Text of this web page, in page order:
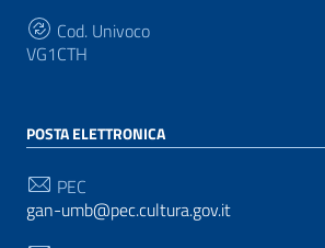
Cod. Univoco
VG1CTH
POSTA ELETTRONICA
PEC
gan-umb@pec.cultura.gov.it